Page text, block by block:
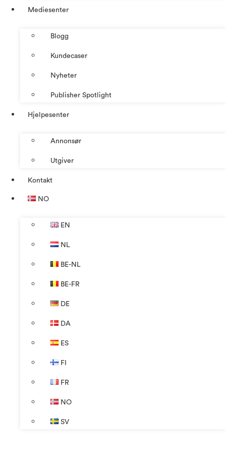
Mediesenter
Blogg
Kundecaser
Nyheter
Publisher Spotlight
Hjelpesenter
Annonsør
Utgiver
Kontakt
NO
EN
NL
BE-NL
BE-FR
DE
DA
ES
FI
FR
NO
SV